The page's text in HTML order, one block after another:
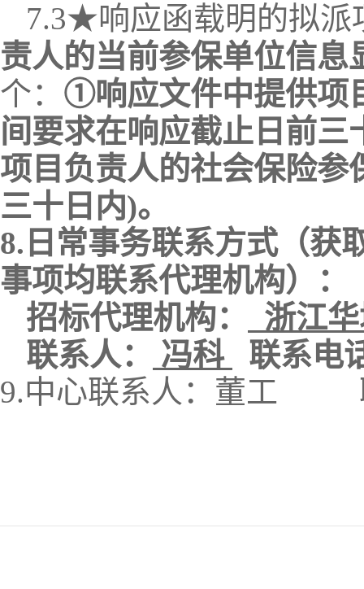
7.3★响应函载明的拟派
责人的当前参保单位信息
个： ①响应文件中提供项
间要求在响应截止日前三
项目负责人的社会保险参
三十日内)。
8.日常事务联系方式（获
事项均联系代理机构）：
招标代理机构：
浙江
联系人：
冯科
联系电
9.中心联系人：董工 联